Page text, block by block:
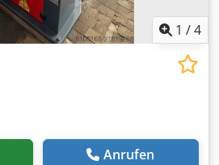
1 /4
Anrufen